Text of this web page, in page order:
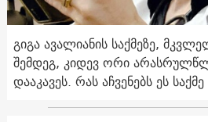
გიგა ავალიანის საქმეზე,
შემდეგ, კიდევ ორი
დააკავეს. რას აჩვენებს ეს საქმე